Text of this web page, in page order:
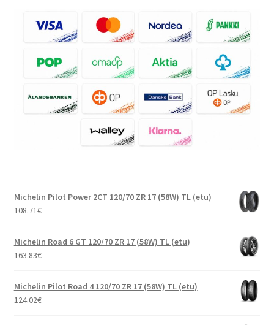
Michelin Pilot Power 2CT 120/70 ZR 17 (58W) TL (etu)
108.71€
Michelin Road 6 GT 120/70 ZR 17 (58W) TL (etu)
163.83€
Michelin Pilot Road 4 120/70 ZR 17 (58W) TL (etu)
124.02€